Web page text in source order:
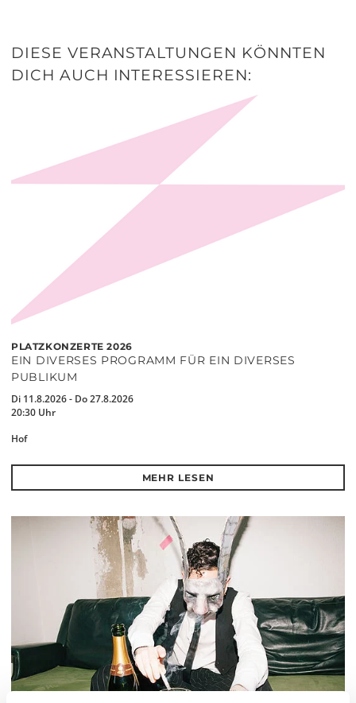
DIESE VERANSTALTUNGEN KÖNNTEN
DICH AUCH INTERESSIEREN:
PLATZKONZERTE 2026
EIN DIVERSES PROGRAMM FÜR EIN DIVERSES
PUBLIKUM
Di 11.8.2026 - Do 27.8.2026
20:30 Uhr
Hof
MEHR LESEN